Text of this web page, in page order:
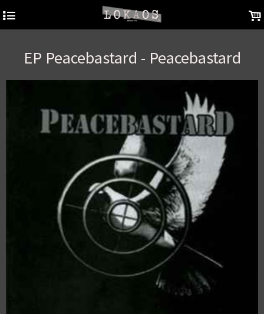
4 .
EP Peacebastard - Peacebastard